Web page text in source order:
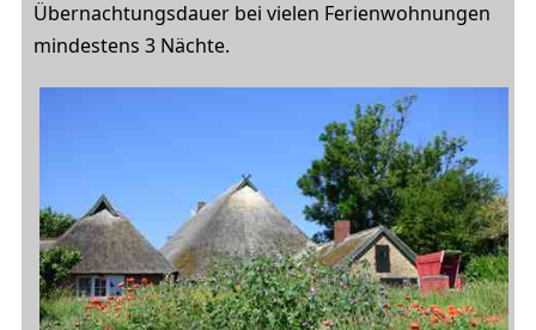
Übernachtungsdauer bei vielen Ferienwohnungen
mindestens 3 Nächte.